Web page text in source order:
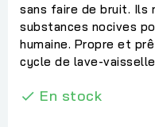
sans faire de bruit. Ils
substances nocives
humaine. Propre et
cycle de lave-
 En stock